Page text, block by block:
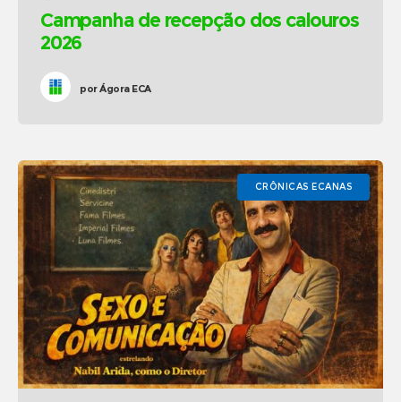
Campanha de recepção dos calouros
2026
porÁgora ECA
CRÔNICAS ECANAS